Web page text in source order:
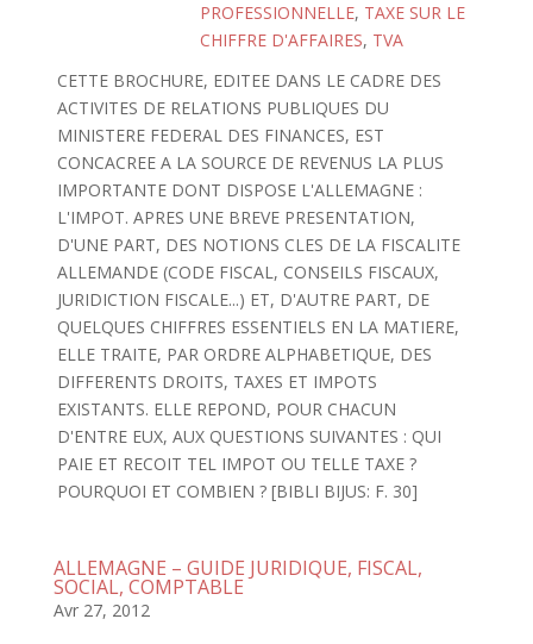
PROFESSIONNELLE, TAXE SUR LE
CHIFFRE D'AFFAIRES, TVA
CETTE BROCHURE, EDITEE DANS LE CADRE DES
ACTIVITES DE RELATIONS PUBLIQUES DU
MINISTERE FEDERAL DES FINANCES, EST
CONCACREE A LA SOURCE DE REVENUS LA PLUS
IMPORTANTE DONT DISPOSE L'ALLEMAGNE :
L'IMPOT. APRES UNE BREVE PRESENTATION,
D'UNE PART, DES NOTIONS CLES DE LA FISCALITE
ALLEMANDE (CODE FISCAL, CONSEILS FISCAUX,
JURIDICTION FISCALE...) ET, D'AUTRE PART, DE
QUELQUES CHIFFRES ESSENTIELS EN LA MATIERE,
ELLE TRAITE, PAR ORDRE ALPHABETIQUE, DES
DIFFERENTS DROITS, TAXES ET IMPOTS
EXISTANTS. ELLE REPOND, POUR CHACUN
D'ENTRE EUX, AUX QUESTIONS SUIVANTES : QUI
PAIE ET RECOIT TEL IMPOT OU TELLE TAXE ?
POURQUOI ET COMBIEN ? [BIBLI BIJUS: F. 30]
ALLEMAGNE – GUIDE JURIDIQUE, FISCAL,
SOCIAL, COMPTABLE
Avr 27, 2012